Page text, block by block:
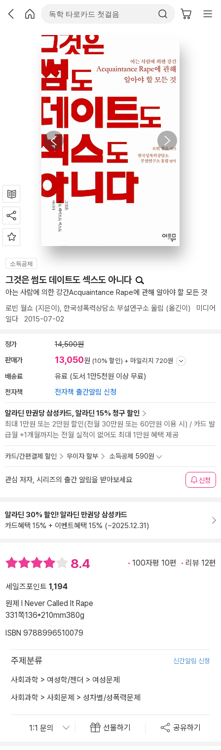
소득공제
그것은 썸도 데이트도 섹스도 아니다
아는 사람에 의한 강간Acquaintance Rape에 관해 알아야 할 모든 것
로빈 월쇼 (지은이), 한국성폭력상담소 부설연구소 울림 (옮긴이) 미디어
일다 2015-07-02
정가 14,500원
판매가 13,050원 (10% 할인) + 마일리지 720원
배송료 유료 (도서 1만5천원 이상 무료)
전자책 전자책 출간알림 신청
알라딘 만권당 삼성카드, 알라딘 15% 청구 할인
최대 1만원 또는 2만원 할인(전월 30만원 또는 60만원 이용 시) / 카드 발
급월 +1개월까지는 전월 실적이 없어도 최대 1만원 혜택 제공
카드/간편결제 할인 무이자 할부 소득공제 590원
관심 저자, 시리즈의 출간 알림을 받아보세요 신청
알라딘 30% 할인! 알라딘 만권당 삼성카드
카드혜택 15% + 이벤트혜택 15% (~2025.12.31)
8.4 100자평 10편 리뷰 12편
세일즈포인트 1,194
원제 I Never Called It Rape
331쪽136*210mm380g
ISBN 9788996510079
주제분류 신간알림 신청
사회과학 > 여성학/젠더 > 여성문제
사회과학 > 사회문제 > 성차별/성폭력문제
선물하기 공유하기